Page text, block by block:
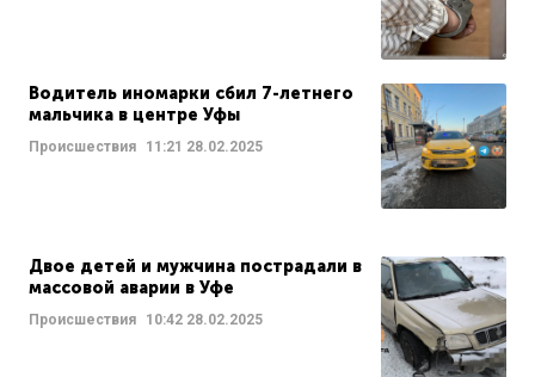
Водитель иномарки сбил 7-летнего
мальчика в центре Уфы
Происшествия 11:21 28.02.2025
Двое детей и мужчина пострадали в
массовой аварии в Уфе
Происшествия 10:42 28.02.2025